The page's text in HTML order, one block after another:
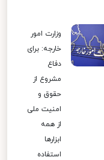
وزارت امور
خارجه: برای
دفاع
مشروع از
حقوق و
امنیت ملی
از همه
ابزارها
استفاده